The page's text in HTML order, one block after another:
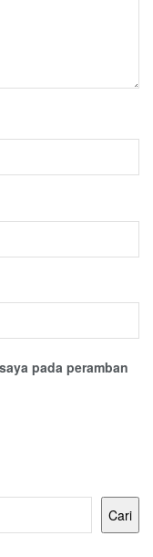
pada peramban
Cari